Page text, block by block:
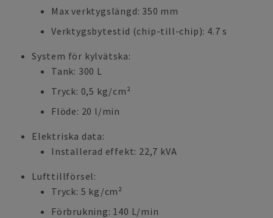
Max verktygslängd: 350 mm
Verktygsbytestid (chip-till-chip): 4.7 s
System för kylvätska:
Tank: 300 L
Tryck: 0,5 kg/cm²
Flöde: 20 l/min
Elektriska data:
Installerad effekt: 22,7 kVA
Lufttillförsel:
Tryck: 5 kg/cm²
Förbrukning: 140 L/min